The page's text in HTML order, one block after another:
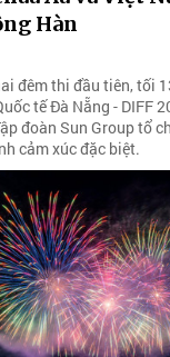
Hàn
đêm thi đầu tiên, tối
tế Đà Nẵng - DIFF
đoàn Sun Group tổ
cảm xúc đặc biệt.